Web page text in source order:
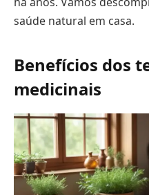
saúde natural em casa.
Benefícios dos
medicinais